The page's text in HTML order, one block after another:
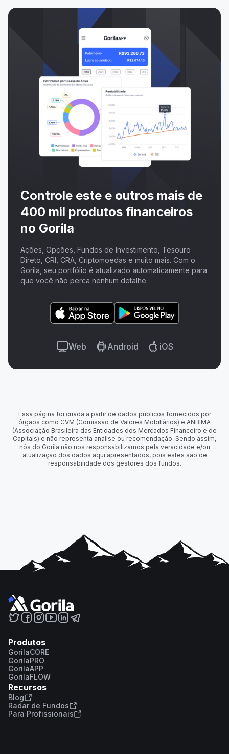
Controle este e outros mais de
400 mil produtos financeiros
no Gorila
Ações, Opções, Fundos de Investimento, Tesouro
Direto, CRI, CRA, Criptomoedas e muito mais. Com o
Gorila, seu portfólio é atualizado automaticamente para
que você não perca nenhum detalhe.
Web Android iOS
Essa página foi criada a partir de dados públicos fornecidos por
órgãos como CVM (Comissão de Valores Mobiliários) e ANBIMA
(Associação Brasileira das Entidades dos Mercados Financeiro e de
Capitais) e não representa análise ou recomendação. Sendo assim,
nós do Gorila não nos responsabilizamos pela veracidade e/ou
atualização dos dados aqui apresentados, pois estes são de
responsabilidade dos gestores dos fundos.
Produtos
GorilaCORE
GorilaPRO
GorilaAPP
GorilaFLOW
Recursos
Blog
Radar de Fundos
Para Profissionais